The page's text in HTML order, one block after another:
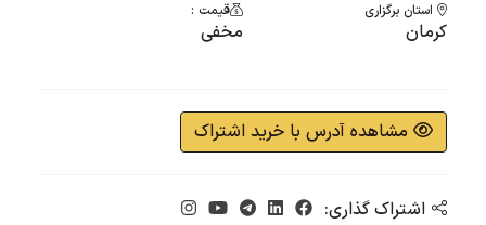
استان برگزاری
کرمان
قیمت :
مخفی
مشاهده آدرس با خرید اشتراک
اشتراک گذاری: